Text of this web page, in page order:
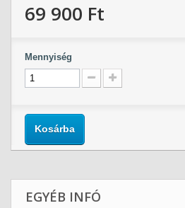
69 900 Ft‎
Mennyiség
Kosárba
EGYÉB INFÓ